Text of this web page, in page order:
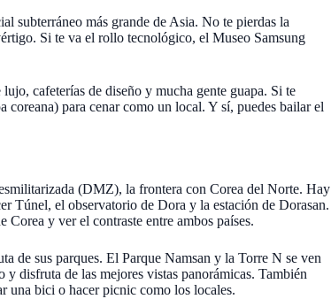
subterráneo más grande de Asia. No te pierdas la
Si te va el rollo tecnológico, el Museo Samsung
cafeterías de diseño y mucha gente guapa. Si te
coreana) para cenar como un local. Y sí, puedes bailar el
(DMZ), la frontera con Corea del Norte. Hay
Túnel, el observatorio de Dora y la estación de Dorasan.
Corea y ver el contraste entre ambos países.
de sus parques. El Parque Namsan y la Torre N se ven
disfruta de las mejores vistas panorámicas. También
una bici o hacer picnic como los locales.